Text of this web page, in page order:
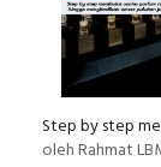
oleh Rahmat